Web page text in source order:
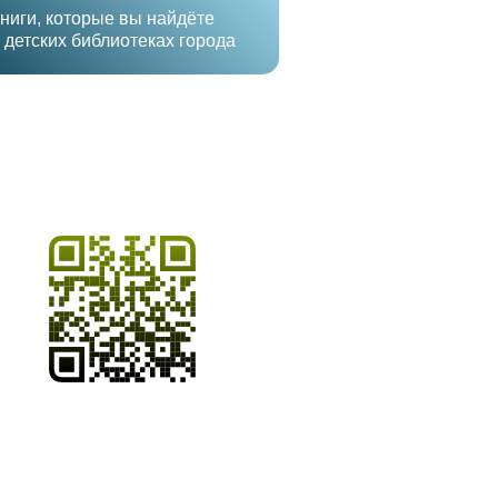
которые вы найдёте
детских библиотеках города